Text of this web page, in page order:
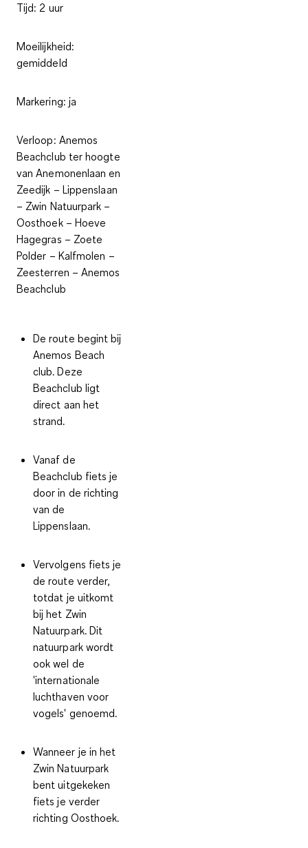
Tijd: 2 uur
Moeilijkheid:
gemiddeld
Markering: ja
Verloop: Anemos
Beachclub ter hoogte
van Anemonenlaan en
Zeedijk – Lippenslaan
– Zwin Natuurpark –
Oosthoek – Hoeve
Hagegras – Zoete
Polder – Kalfmolen –
Zeesterren – Anemos
Beachclub
De route begint bij
Anemos Beach
club. Deze
Beachclub ligt
direct aan het
strand.
Vanaf de
Beachclub fiets je
door in de richting
van de
Lippenslaan.
Vervolgens fiets je
de route verder,
totdat je uitkomt
bij het Zwin
Natuurpark. Dit
natuurpark wordt
ook wel de
'internationale
luchthaven voor
vogels' genoemd.
Wanneer je in het
Zwin Natuurpark
bent uitgekeken
fiets je verder
richting Oosthoek.